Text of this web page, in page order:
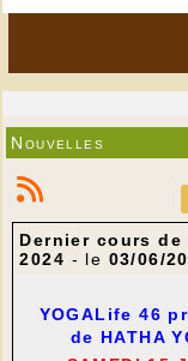
Nouvelles
Dernier cours de
2024 - le 03/06/
YOGALife 46
de HATHA